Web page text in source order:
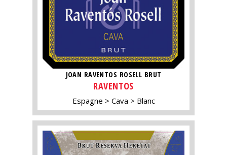
JOAN RAVENTOS ROSELL BRUT
RAVENTOS
Espagne Cava Blanc